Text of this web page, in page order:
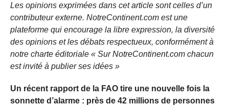
Les opinions exprimées dans cet article sont celles d’un
contributeur externe. NotreContinent.com est une
plateforme qui encourage la libre expression, la diversité
des opinions et les débats respectueux, conformément à
notre charte éditoriale « Sur NotreContinent.com chacun
est invité à publier ses idées »
Un récent rapport de la FAO tire une nouvelle fois la
sonnette d’alarme : près de 42 millions de personnes